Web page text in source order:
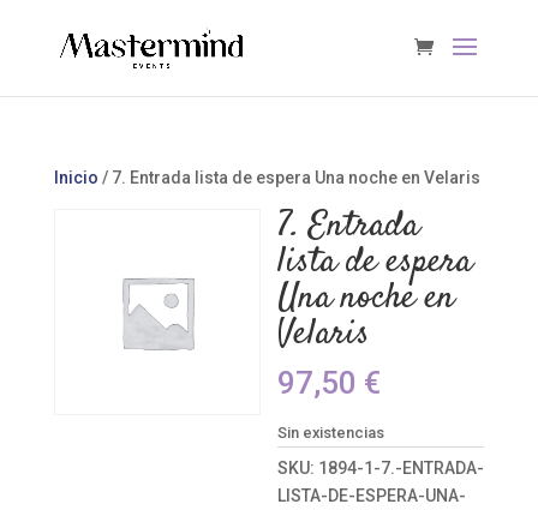
Inicio / 7. Entrada lista de espera Una noche en Velaris
7. Entrada
lista de espera
Una noche en
Velaris
97,50 €
Sin existencias
SKU: 1894-1-7.-ENTRADA-
LISTA-DE-ESPERA-UNA-